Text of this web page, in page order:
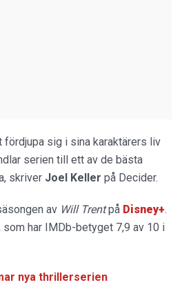
sig i sina karaktärers liv
serien till ett av de bästa
skriver Joel Keller på Decider.
av Will Trentpå Disney+.
som har IMDb-betyget 7,9 av 10 i
nya thrillerserien